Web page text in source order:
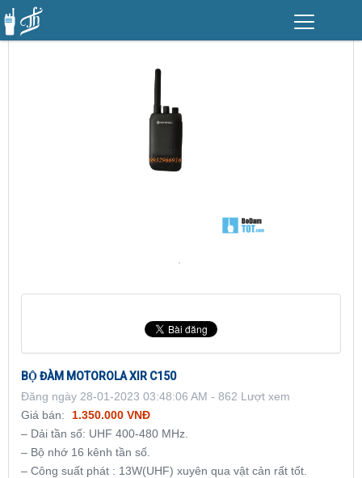
BỘ ĐÀM MOTOROLA XIR C150
Đăng ngày 28-01-2023 03:48:06 AM - 862 Lượt xem
Giá bán:
1.350.000 VNĐ
– Dải tần số: UHF 400-480 MHz.
– Bộ nhớ 16 kênh tần số.
– Công suất phát : 13W(UHF) xuyên qua vật cản rất tốt.